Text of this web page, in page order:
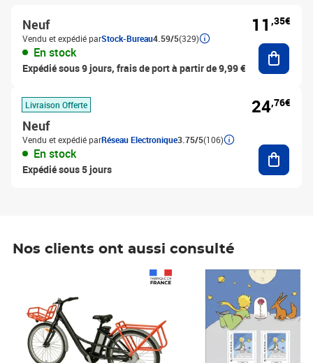
Neuf
Vendu et expédié parStock-Bureau4.59/5(329)
En stock
Expédié sous 9 jours, frais de port à partir de 9,99 €
11 ,35€
Livraison Offerte
Neuf
Vendu et expédié parRéseau Electronique3.75/5(106)
En stock
Expédié sous 5 jours
24,76€
Nos clients ont aussi consulté
Prix 7,50€